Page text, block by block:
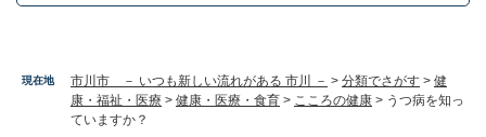
現在地 市川市 － いつも新しい流れがある 市川 － > 分類でさがす > 健
康・福祉・医療 > 健康・医療・食育 > こころの健康 > うつ病を知っ
ていますか？